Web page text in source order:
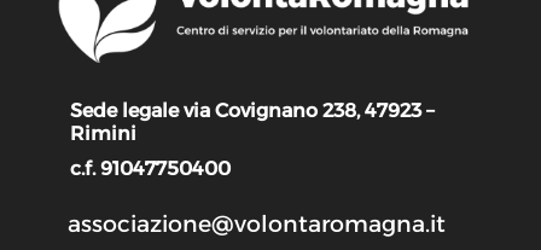
Sede legale via Covignano 238, 47923 –
Rimini
c.f. 91047750400
associazione@volontaromagna.it